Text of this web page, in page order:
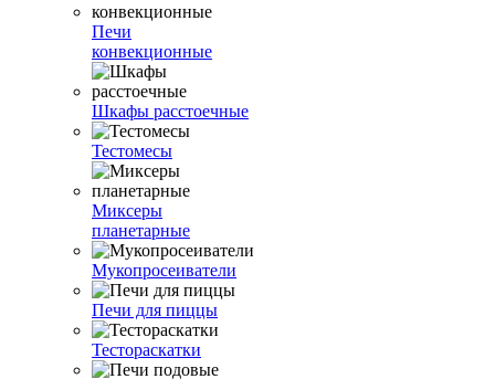
Печи
конвекционные
Шкафы расстоечные
Тестомесы
Миксеры
планетарные
Мукопросеиватели
Печи для пиццы
Тестораскатки